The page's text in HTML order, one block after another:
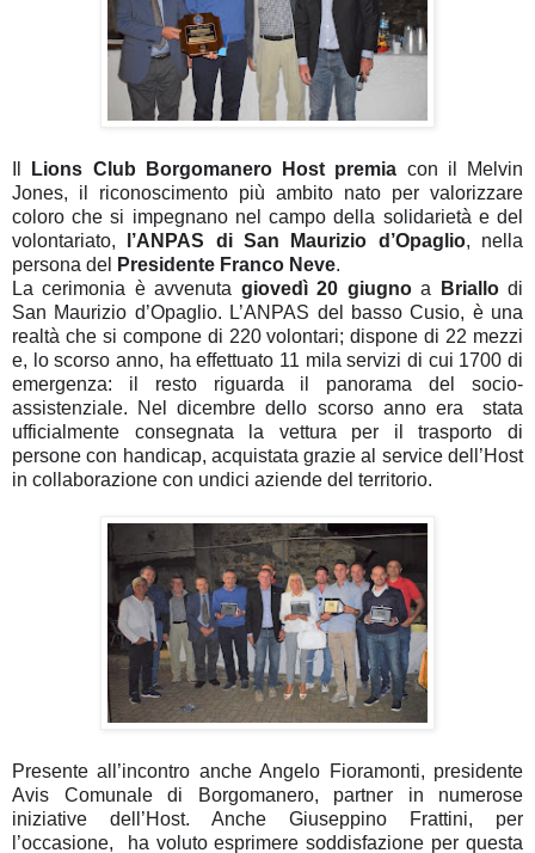
Lions Club Borgomanero Host premia con il Melvin
Jones, il riconoscimento più ambito nato per valorizzare
coloro che si impegnano nel campo della solidarietà e del
volontariato,
l’ANPAS di San Maurizio d’Opaglio, nella
persona del
Presidente Franco Neve.
La cerimonia è avvenuta giovedì 20 giugnoa Briallodi
San Maurizio d’Opaglio. L’ANPAS del basso Cusio, è una
realtà che si compone di 220 volontari; dispone di 22 mezzi
e, lo scorso anno, ha effettuato 11 mila servizi di cui 1700 di
emergenza: il resto riguarda il panorama del socio-
assistenziale. Nel dicembre dello scorso anno era stata
ufficialmente consegnata la vettura per il trasporto di
persone con handicap, acquistata grazie al service dell’Host
in collaborazione con undici aziende del territorio.
Presente all’incontro anche Angelo Fioramonti, presidente
Avis Comunale di Borgomanero, partner in numerose
iniziative dell’Host. Anche Giuseppino Frattini, per
l’occasione, ha voluto esprimere soddisfazione per questa